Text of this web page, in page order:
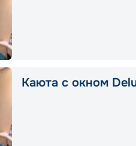
Каюта с окном